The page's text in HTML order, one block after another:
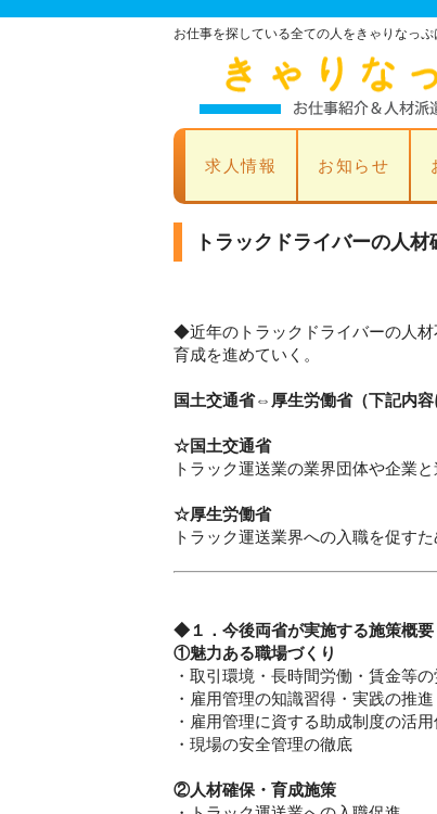
お仕事を探している全ての人をきゃりなっぷ
求人情報 お知らせ
トラックドライバーの人
◆近年のトラックドライバーの人材
育成を進めていく。
国土交通省⇔厚生労働省（下記内容
☆国土交通省
トラック運送業の業界団体や企業
☆厚生労働省
トラック運送業界への入職を促す
◆１．今後両省が実施する施策概要
①魅力ある職場づくり
・取引環境・長時間労働・賃金等
・雇用管理の知識習得・実践の推進
・雇用管理に資する助成制度の活用
・現場の安全管理の徹底
②人材確保・育成施策